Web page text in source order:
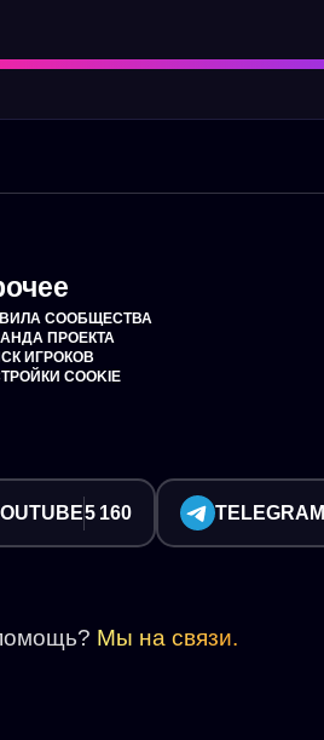
СООБЩЕСТВА
ПРОЕКТА
ИГРОКОВ
COOKIE
5 160 TELEGRAM
Мы на связи.